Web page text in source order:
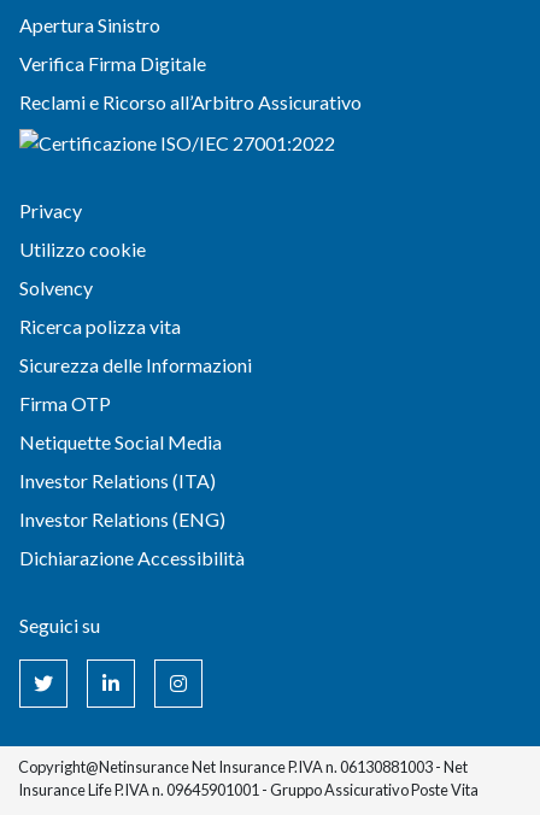
Apertura Sinistro
Verifica Firma Digitale
Reclami e Ricorso all’Arbitro Assicurativo
Privacy
Utilizzo cookie
Solvency
Ricerca polizza vita
Sicurezza delle Informazioni
Firma OTP
Netiquette Social Media
Investor Relations (ITA)
Investor Relations (ENG)
Dichiarazione Accessibilità
Seguici su
Copyright@Netinsurance Net Insurance P.IVA n. 06130881003 - Net
Insurance Life P.IVA n. 09645901001 - Gruppo Assicurativo Poste Vita